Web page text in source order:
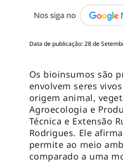
Data de publicação: 28 de
Os bioinsumos são
envolvem seres
origem animal,
Agroecologia e
Técnica e Extensão
Rodrigues. Ele
permite ao meio
comparado a uma